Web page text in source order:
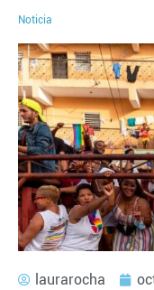
Noticia
laurarocha